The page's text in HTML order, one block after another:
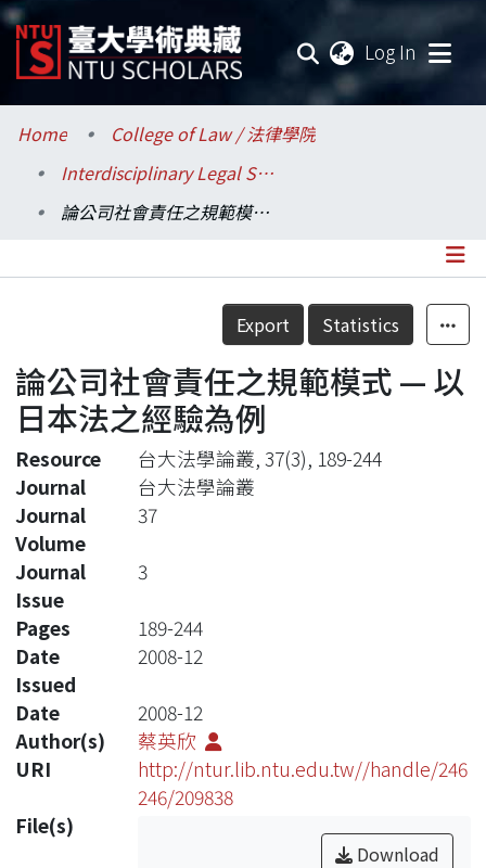
Log In
Communities & Collections
Research Outputs
Statistics
Home
College of Law / 法律學院
Interdisciplinary Legal Studies / 科際整合法律學研究所
論公司社會責任之規範模式 — 以日本法之經驗為例
Details
Export Statistics
論公司社會責任之規範模式 — 以
日本法之經驗為例
Resource
台大法學論叢, 37(3), 189-244
Journal
台大法學論叢
Journal
Volume
37
Journal
Issue
3
Pages
189-244
Date
Issued
2008-12
Date
2008-12
Author(s)
蔡英欣
URI
http://ntur.lib.ntu.edu.tw//handle/246
246/209838
File(s)
Download